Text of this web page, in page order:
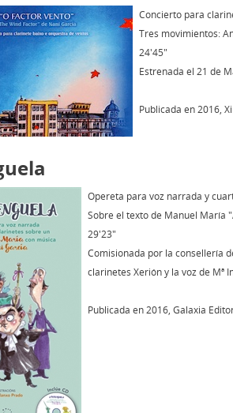
Concierto para
Tres movimientos:
24'45"
Estrenada el 21 de
Publicada en 2016,
Opereta para voz narrada y
Sobre el texto de Manuel María
29'23"
Comisionada por la consellería
clarinetes Xerión y la voz de Mª
Publicada en 2016, Galaxia